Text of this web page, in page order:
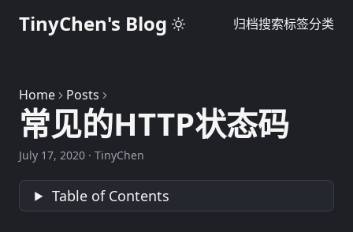
TinyChen's Blog 归档搜索标签分类
Home Posts
常见的HTTP状态码
July 17, 2020 · TinyChen
Table of Contents